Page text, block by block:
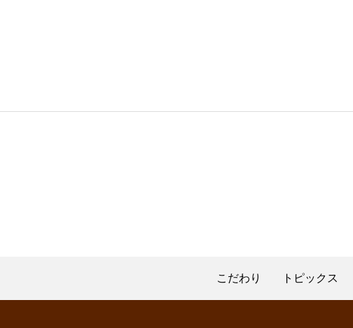
こだわり トピックス